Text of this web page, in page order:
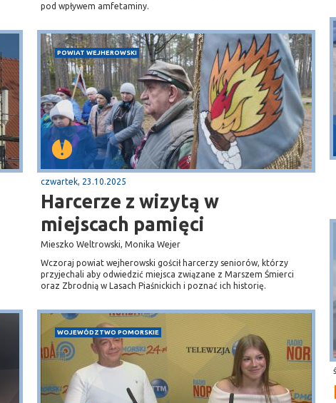
pod wpływem amfetaminy.
POWIAT WEJHEROWSKI
czwartek, 23.10.2025
Harcerze z wizytą w
miejscach pamięci
Mieszko Weltrowski, Monika Wejer
Wczoraj powiat wejherowski gościł harcerzy seniorów, którzy
przyjechali aby odwiedzić miejsca związane z Marszem Śmierci
oraz Zbrodnią w Lasach Piaśnickich i poznać ich historię.
WOJEWÓDZTWO POMORSKIE
Puck
Przystań, molo